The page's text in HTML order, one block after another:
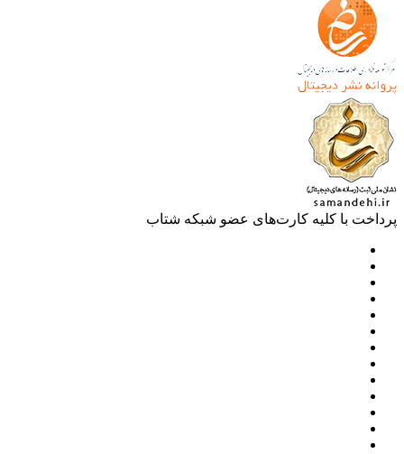
با کلیه کارت‌های عضو شبکه شتاب